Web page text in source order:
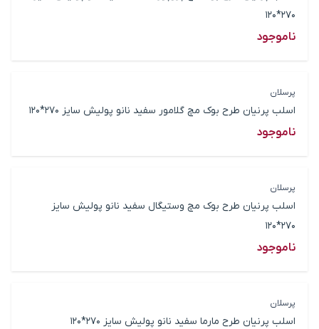
270*120
ناموجود
پرسلان
اسلب پرنیان طرح بوک مچ گلامور سفید نانو پولیش سایز 270*120
ناموجود
پرسلان
اسلب پرنیان طرح بوک مچ وستیگال سفید نانو پولیش سایز
270*120
ناموجود
پرسلان
اسلب پرنیان طرح مارما سفید نانو پولیش سایز 270*120